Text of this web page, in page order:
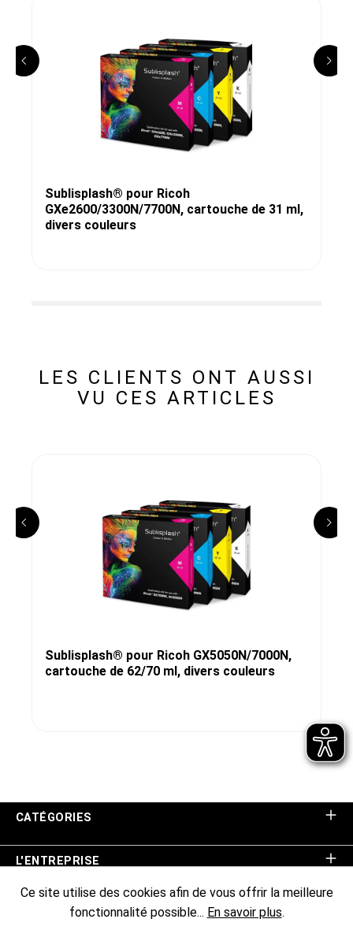
Sublisplash® pour Ricoh
GXe2600/3300N/7700N, cartouche de 31 ml,
divers couleurs
LES CLIENTS ONT AUSSI
VU CES ARTICLES
Sublisplash® pour Ricoh GX5050N/7000N,
cartouche de 62/70 ml, divers couleurs
CATÉGORIES
L'ENTREPRISE
ASSISTANCE BOUTIQUE
Ce site utilise des cookies afin de vous offrir la meilleure
fonctionnalité possible... En savoir plus.